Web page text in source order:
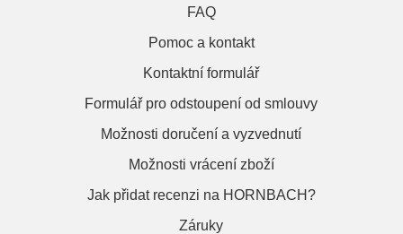
FAQ
Pomoc a kontakt
Kontaktní formulář
Formulář pro odstoupení od smlouvy
Možnosti doručení a vyzvednutí
Možnosti vrácení zboží
Jak přidat recenzi na HORNBACH?
Záruky